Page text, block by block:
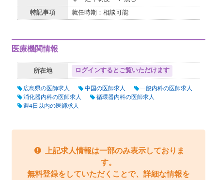
特記事項 就任時期：相談可能
医療機関情報
所在地 ログインするとご覧いただけます
広島県の医師求人 中国の医師求人
一般内科の医師求人
消化器内科の医師求人
循環器内科の医師求人
週4日以内の医師求人
上記求人情報は一部のみ表示しておりま
す。
無料登録をしていただくことで、詳細な情報を